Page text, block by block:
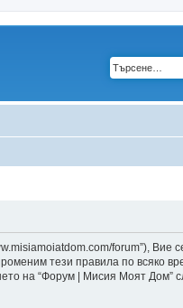
forum”), Вие
тези правила по всяко
на “Форум | Мисия Моят Дом”